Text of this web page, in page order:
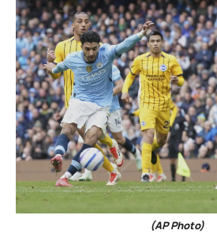
(AP Photo)